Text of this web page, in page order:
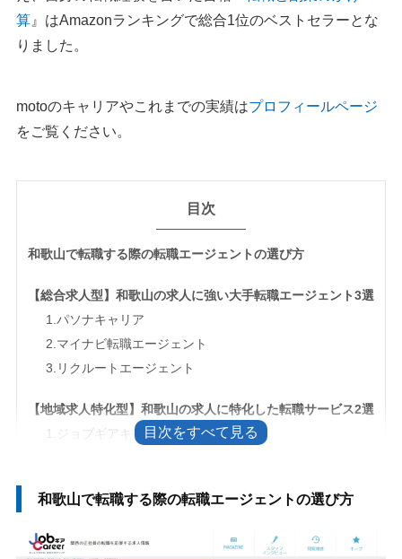
算 』はAmazonランキングで総合1位のベストセラーとな
りました。
motoのキャリアやこれまでの実績はプロフィールページ
をご覧ください。
目次
和歌山で転職する際の転職エージェントの選び方
【総合求人型】和歌山の求人に強い大手転職エージェント3選
1.パソナキャリア
2.マイナビ転職エージェント
3.リクルートエージェント
【地域求人特化型】和歌山の求人に特化した転職サービス2選
1.ジョブギアキャリア
和歌山の転職で転職エージェントを利用するメリット
2.和歌山の非公開求人を紹介してもらえる
和歌山で転職する際の転職エージェントの選び方